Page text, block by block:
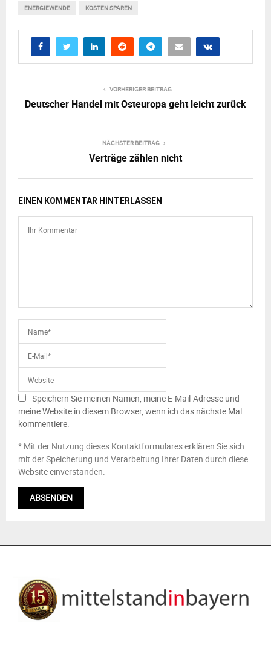
ENERGIEWENDE KOSTEN SPAREN
VORHERIGER BEITRAG
Deutscher Handel mit Osteuropa geht leicht zurück
NÄCHSTER BEITRAG
Verträge zählen nicht
EINEN KOMMENTAR HINTERLASSEN
Speichern Sie meinen Namen, meine E-Mail-Adresse und
meine Website in diesem Browser, wenn ich das nächste Mal
kommentiere.
* Mit der Nutzung dieses Kontaktformulares erklären Sie sich
mit der Speicherung und Verarbeitung Ihrer Daten durch diese
Website einverstanden.